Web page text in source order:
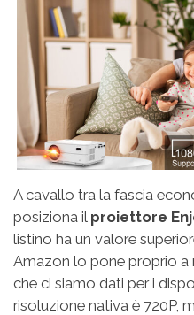
A cavallo tra la fascia
posiziona il proiettore
listino ha un valore
Amazon lo pone proprio a
che ci siamo dati per i
risoluzione nativa è 720P,